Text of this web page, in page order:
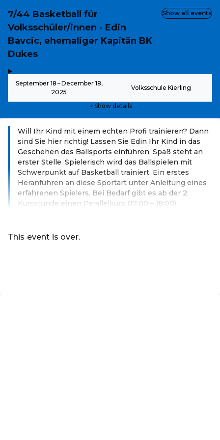
7/44 Basketball für
Volksschüler/innen - Edin
Bavcic, ehemaliger Kapitän BK
Dukes
September 18 – December 18,
2025
Volksschule Kierling
Show details
Show all events
Will Ihr Kind mit einem echten Profi trainieren? Dann
sind Sie hier richtig! Lassen Sie Edin Ihr Kind in das
Geschehen des Ballsports einführen. Spaß steht an
erster Stelle. Spielerisch wird das Ballspielen mit
Schwerpunkt auf Basketball trainiert. Ein erstes
Heranführen an diese Sportart unter Anleitung eines
erfahrenen Spielers. Bei Bedarf gibt es ab der 2.
Kursstunde einen Parallelkurs (17:00 – 18:00)
This event is over.